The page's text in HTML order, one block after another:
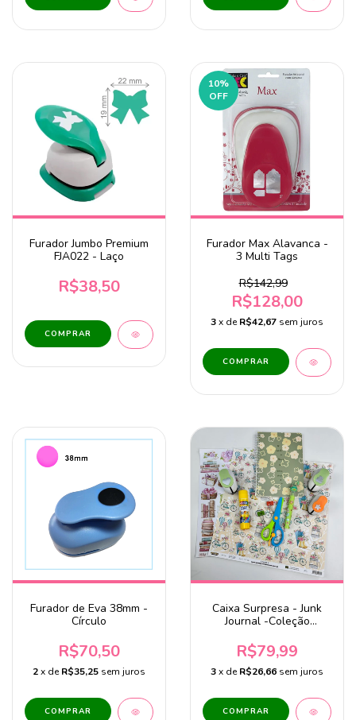
Furador Jumbo Premium
FJA022 - Laço
R$38,50
10%
OFF
Furador Max Alavanca -
3 Multi Tags
R$142,99
R$128,00
3x deR$42,67 sem juros
Furador de Eva 38mm -
Círculo
R$70,50
2x deR$35,25 sem juros
Caixa Surpresa - Junk
Journal -Coleção
R$79,99
3x deR$26,66 sem juros